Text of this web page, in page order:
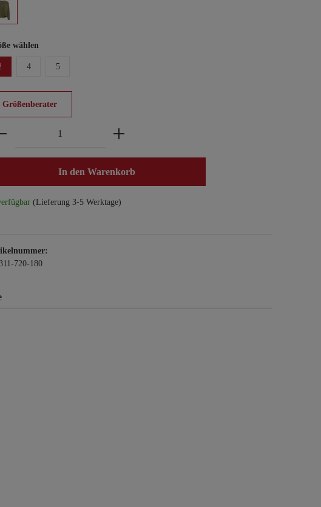
wählen
4 5
Größenberater
Anzahl: Gib den gewünschten Wert ein oder
In den Warenkorb
(Lieferung 3-5 Werktage)
720-180